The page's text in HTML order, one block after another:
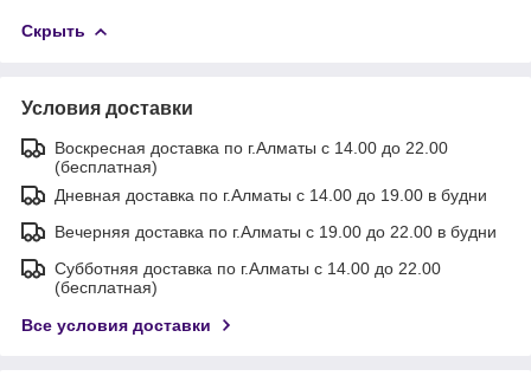
Скрыть
Условия доставки
Воскресная доставка по г.Алматы с 14.00 до 22.00
(бесплатная)
Дневная доставка по г.Алматы с 14.00 до 19.00 в будни
Вечерняя доставка по г.Алматы с 19.00 до 22.00 в будни
Субботняя доставка по г.Алматы с 14.00 до 22.00
(бесплатная)
Все условия доставки